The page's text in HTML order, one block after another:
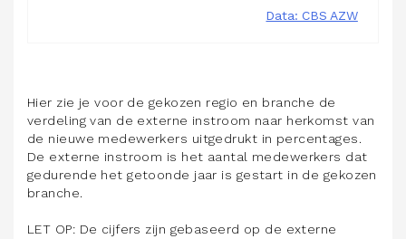
Hier zie je voor de gekozen regio en branche de
verdeling van de externe instroom naar herkomst van
de nieuwe medewerkers uitgedrukt in percentages.
De externe instroom is het aantal medewerkers dat
gedurende het getoonde jaar is gestart in de gekozen
branche.
LET OP: De cijfers zijn gebaseerd op de externe